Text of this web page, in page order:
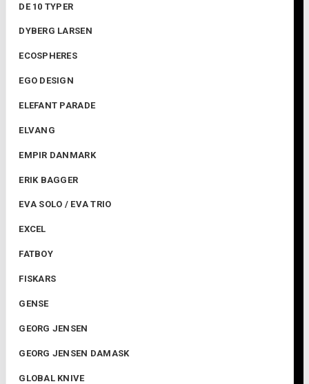
DE 10 TYPER
DYBERG LARSEN
ECOSPHERES
EGO DESIGN
ELEFANT PARADE
ELVANG
EMPIR DANMARK
ERIK BAGGER
EVA SOLO / EVA TRIO
EXCEL
FATBOY
FISKARS
GENSE
GEORG JENSEN
GEORG JENSEN DAMASK
GLOBAL KNIVE